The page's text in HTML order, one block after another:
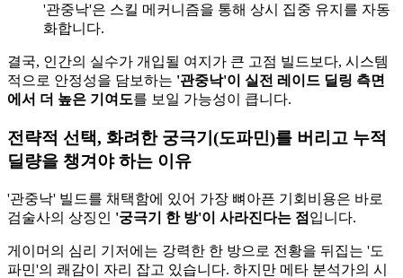
'관중낙'은 스킬 메커니즘을 통해 상시 집중 유지를 자동
화합니다.
결국, 인간의 실수가 개입될 여지가 큰 고점 빌드보다, 시스템
적으로 안정성을 담보하는 '관중낙'이 실전 레이드 딜링 측면
에서 더 높은 기여도를 보일 가능성이 큽니다.
전략적 선택, 화려한 궁극기(도파민)를 버리고 누적
딜량을 챙겨야 하는 이유
'관중낙' 빌드를 채택함에 있어 가장 뼈아픈 기회비용은 바로
검술사의 상징인 '궁극기 한 방'이 사라진다는 점 입니다.
게이머의 심리 기저에는 강력한 한 방으로 전황을 뒤집는 '도
파민'의 쾌감이 자리 잡고 있습니다. 하지만 메타 분석가의 시